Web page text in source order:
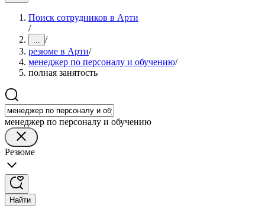
Поиск сотрудников в Арти
/
... /
резюме в Арти/
менеджер по персоналу и обучению/
полная занятость
менеджер по персоналу и обучению
Резюме
Найти